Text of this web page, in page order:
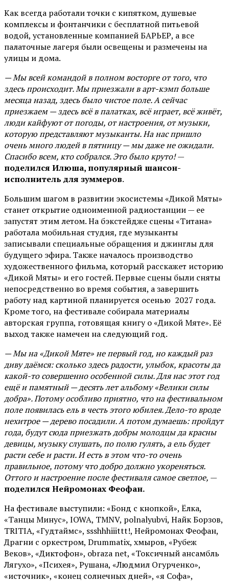
Как всегда работали точки с кипятком, душевые
комплексы и фонтанчики с бесплатной питьевой
водой, установленные компанией БАРЬЕР, а все
палаточные лагеря были освещены и размечены на
улицы и дома.
— Мы всей командой в полном восторге от того, что
здесь происходит. Мы приезжали в арт-кэмп больше
месяца назад, здесь было чистое поле. А сейчас
приезжаем — здесь всё в палатках, всё играет, всё живёт,
люди кайфуют от погоды, от настроения, от музыки,
которую представляют музыканты. На нас пришло
очень много людей в пятницу — мы даже не ожидали.
Спасибо всем, кто собрался. Это было круто!—
поделился Илюша, популярный шансон-
исполнитель для зуммеров.
Большим шагом в развитии экосистемы «Дикой Мяты»
станет открытие одноименной радиостанции — ее
запустят этим летом. На бэкстейдже сцены «Титана»
работала мобильная студия, где музыканты
записывали специальные обращения и джинглы для
будущего эфира. Также началось производство
художественного фильма, который расскажет историю
«Дикой Мяты» и его гостей. Первые сцены были сняты
непосредственно во время события, а завершить
работу над картиной планируется осенью 2027 года.
Кроме того, на фестивале собирала материалы
авторская группа, готовящая книгу о «Дикой Мяте». Её
выход также намечен на следующий год.
— Мы на «Дикой Мяте» не первый год, но каждый раз
диву даёмся: сколько здесь радости, улыбок, красоты да
какой-то совершенно особенной силы. Для нас этот год
ещё и памятный — десять лет альбому «Велики силы
добра». Потому особливо приятно, что на фестивальном
поле появилась ель в честь этого юбилея. Дело-то вроде
нехитрое — дерево посадили. А потом думаешь: пройдут
года, будут сюда приезжать добры молодцы да красны
девицы, музыку слушать, по полю гулять, а ель будет
расти себе и расти. И есть в этом что-то очень
правильное, потому что добро должно укореняться.
Оттого и настроение после фестиваля самое светлое, —
поделился Нейромонах Феофан.
На фестивале выступили: «Бонд с кнопкой», Ёлка,
«Танцы Минус», IOWA, TMNV, polnalyubvi, Найк Борзов,
TRITIA, «Гудтаймс», ssshhhiiittt!, Нейромонах Феофан,
Драгни с оркестром, Drummatix, хмыров, «Рубеж
Веков», «Диктофон», obraza net, «Токсичный ансамбль
Лягухо», «Психея», Рушана, «Людмил Огурченко»,
«источник», «конец солнечных дней», «я Софа»,